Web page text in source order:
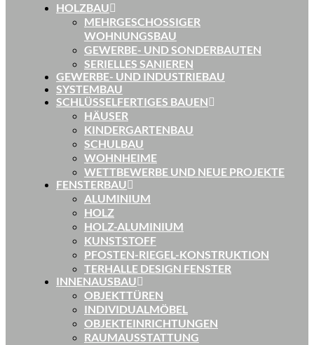
HOLZBAU
MEHRGESCHOSSIGER
WOHNUNGSBAU
GEWERBE- UND SONDERBAUTEN
SERIELLES SANIEREN
GEWERBE- UND INDUSTRIEBAU
SYSTEMBAU
SCHLÜSSELFERTIGES BAUEN
HÄUSER
KINDERGARTENBAU
SCHULBAU
WOHNHEIME
WETTBEWERBE UND NEUE PROJEKTE
FENSTERBAU
ALUMINIUM
HOLZ
HOLZ-ALUMINIUM
KUNSTSTOFF
PFOSTEN-RIEGEL-KONSTRUKTION
TERHALLE DESIGN FENSTER
INNENAUSBAU
OBJEKTTÜREN
INDIVIDUALMÖBEL
OBJEKTEINRICHTUNGEN
RAUMAUSSTATTUNG